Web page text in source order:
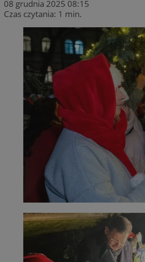
08 grudnia 2025 08:15
Czas czytania: 1 min.